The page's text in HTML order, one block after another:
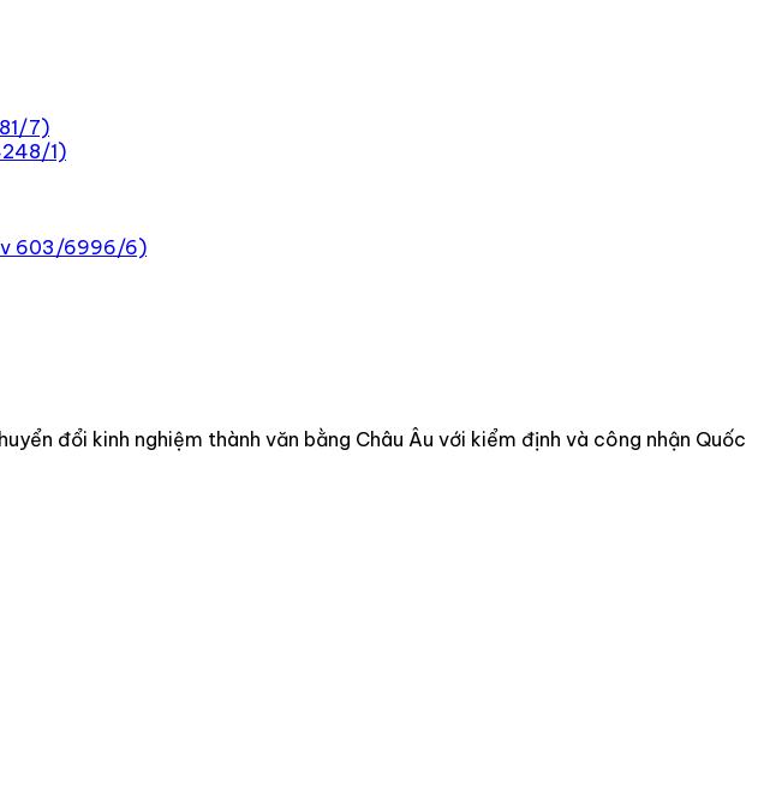
7)
1)
603/6996/6)
đổi kinh nghiệm thành văn bằng Châu Âu với kiểm định và công nhận Quốc